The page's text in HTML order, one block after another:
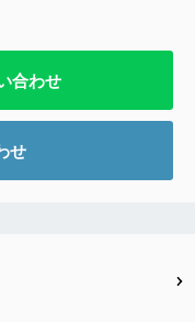
合わせ
せ